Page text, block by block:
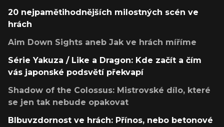
20 nejpamětihodnějších milostných scén ve
hrách
Aim Down Sights aneb Jak ve hrách míříme
Série Yakuza / Like a Dragon: Kde začít a čím
vás japonské podsvětí překvapí
Shadow of the Colossus: Mistrovské dílo, které
se jen tak nebude opakovat
Blbuvzdornost ve hrách: Přínos, nebo betonové